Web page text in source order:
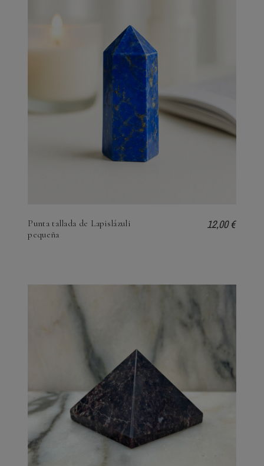
Punta tallada de Lapislázuli
pequeña
12,00 €